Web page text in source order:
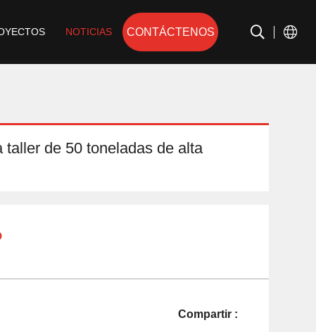
NOTICIAS CONTÁCTENOS
taller de 50 toneladas de alta
Compartir :